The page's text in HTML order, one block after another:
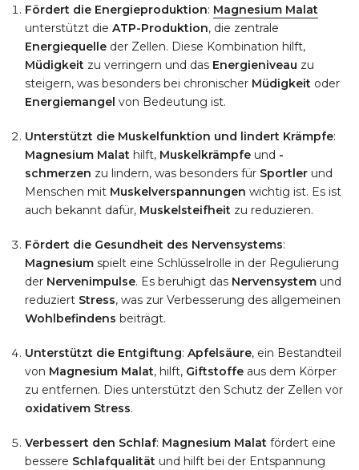
Fördert die Energieproduktion: Magnesium Malat
unterstützt die ATP-Produktion, die zentrale
Energiequelle der Zellen. Diese Kombination hilft,
Müdigkeit zu verringern und das Energieniveau zu
steigern, was besonders bei chronischer Müdigkeit oder
Energiemangel von Bedeutung ist.
Unterstützt die Muskelfunktion und lindert Krämpfe:
Magnesium Malat hilft, Muskelkrämpfe und -
schmerzen zu lindern, was besonders für Sportler und
Menschen mit Muskelverspannungen wichtig ist. Es ist
auch bekannt dafür, Muskelsteifheit zu reduzieren.
Fördert die Gesundheit des Nervensystems:
Magnesium spielt eine Schlüsselrolle in der Regulierung
der Nervenimpulse. Es beruhigt das Nervensystem und
reduziert Stress, was zur Verbesserung des allgemeinen
Wohlbefindens beiträgt.
Unterstützt die Entgiftung: Apfelsäure, ein Bestandteil
von Magnesium Malat, hilft, Giftstoffe aus dem Körper
zu entfernen. Dies unterstützt den Schutz der Zellen vor
oxidativem Stress.
Verbessert den Schlaf: Magnesium Malat fördert eine
bessere Schlafqualität und hilft bei der Entspannung